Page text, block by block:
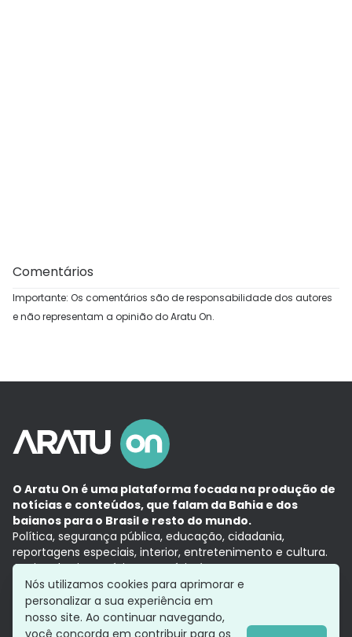
Comentários
Importante: Os comentários são de responsabilidade dos autores
e não representam a opinião do Aratu On.
O Aratu On é uma plataforma focada na produção de
notícias e conteúdos, que falam da Bahia e dos
baianos para o Brasil e resto do mundo.
Política, segurança pública, educação, cidadania,
reportagens especiais, interior, entretenimento e cultura.
Aqui, tudo vira notícia e a notícia é no tempo presente,
com a credibilidade do Grupo Aratu.
Grupo Aratu
Política de privacidade
Nós utilizamos cookies para aprimorar e
personalizar a sua experiência em
nosso site. Ao continuar navegando,
você concorda em contribuir para os